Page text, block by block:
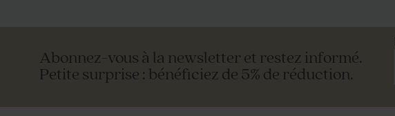
Abonnez-vous à la newsletter et restez informé.
Petite surprise : bénéficiez de 5% de réduction.